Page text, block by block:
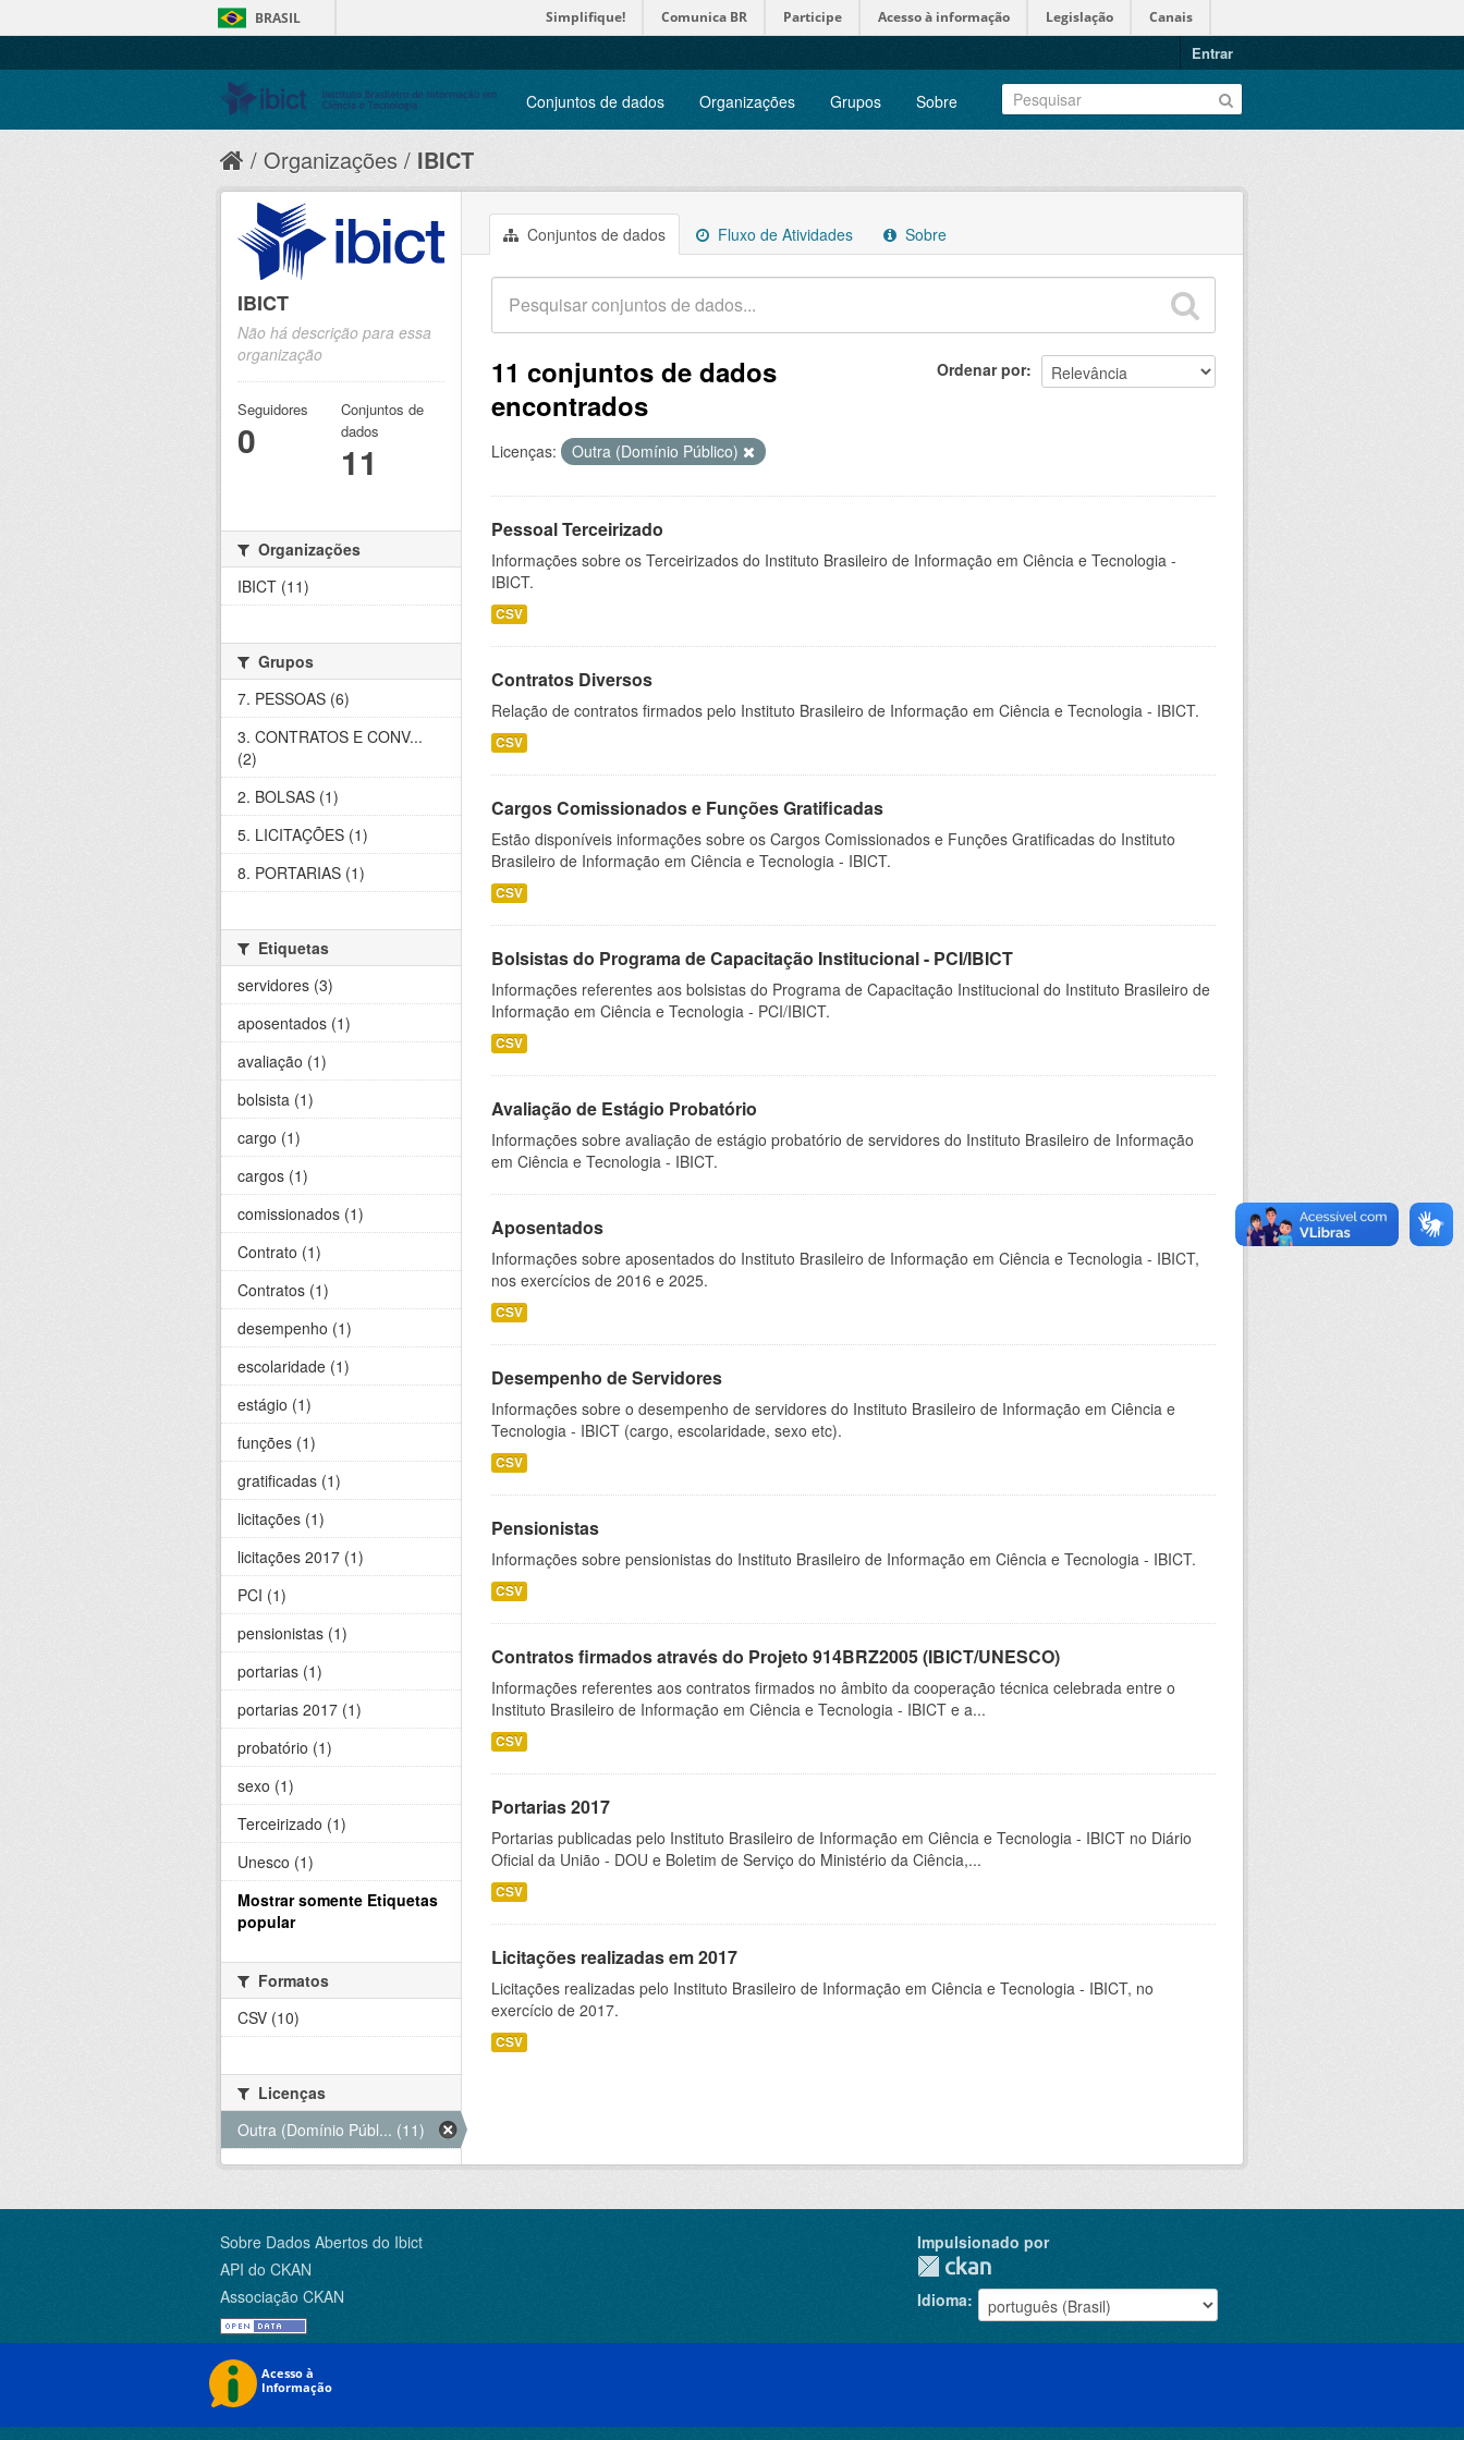
BRASIL Simplifique! Comunica BR Participe Acesso à informação Legislação Canais
Entrar
Conjuntos de dados Organizações Grupos Sobre
Organizações IBICT
Conjuntos de dados Fluxo de Atividades Sobre
Ordenar por
11 conjuntos de dados
encontrados
Licenças: Outra (Domínio Público)
Pessoal Terceirizado
Informações sobre os Terceirizados do Instituto Brasileiro de Informação em Ciência e Tecnologia -
IBICT.
CSV
Contratos Diversos
Relação de contratos firmados pelo Instituto Brasileiro de Informação em Ciência e Tecnologia - IBICT.
CSV
Cargos Comissionados e Funções Gratificadas
Estão disponíveis informações sobre os Cargos Comissionados e Funções Gratificadas do Instituto
Brasileiro de Informação em Ciência e Tecnologia - IBICT.
CSV
Bolsistas do Programa de Capacitação Institucional - PCI/IBICT
Informações referentes aos bolsistas do Programa de Capacitação Institucional do Instituto Brasileiro de
Informação em Ciência e Tecnologia - PCI/IBICT.
CSV
Avaliação de Estágio Probatório
Informações sobre avaliação de estágio probatório de servidores do Instituto Brasileiro de Informação
em Ciência e Tecnologia - IBICT.
Aposentados
Informações sobre aposentados do Instituto Brasileiro de Informação em Ciência e Tecnologia - IBICT,
nos exercícios de 2016 e 2025.
CSV
Desempenho de Servidores
Informações sobre o desempenho de servidores do Instituto Brasileiro de Informação em Ciência e
Tecnologia - IBICT (cargo, escolaridade, sexo etc).
CSV
Pensionistas
Informações sobre pensionistas do Instituto Brasileiro de Informação em Ciência e Tecnologia - IBICT.
CSV
Contratos firmados através do Projeto 914BRZ2005 (IBICT/UNESCO)
Informações referentes aos contratos firmados no âmbito da cooperação técnica celebrada entre o
Instituto Brasileiro de Informação em Ciência e Tecnologia - IBICT e a...
CSV
Portarias 2017
Portarias publicadas pelo Instituto Brasileiro de Informação em Ciência e Tecnologia - IBICT no Diário
Oficial da União - DOU e Boletim de Serviço do Ministério da Ciência,...
CSV
Licitações realizadas em 2017
Licitações realizadas pelo Instituto Brasileiro de Informação em Ciência e Tecnologia - IBICT, no
exercício de 2017.
CSV
IBICT
Não há descrição para essa
organização
Seguidores
0
Conjuntos de
dados
11
Organizações
IBICT (11)
Grupos
7. PESSOAS (6)
3. CONTRATOS E CONV...
(2)
2. BOLSAS (1)
5. LICITAÇÕES (1)
8. PORTARIAS (1)
Etiquetas
servidores (3)
aposentados (1)
avaliação (1)
bolsista (1)
cargo (1)
cargos (1)
comissionados (1)
Contrato (1)
Contratos (1)
desempenho (1)
escolaridade (1)
estágio (1)
funções (1)
gratificadas (1)
licitações (1)
licitações 2017 (1)
PCI (1)
pensionistas (1)
portarias (1)
portarias 2017 (1)
probatório (1)
sexo (1)
Terceirizado (1)
Unesco (1)
Mostrar somente Etiquetas
popular
Formatos
CSV (10)
Licenças
Outra (Domínio Públ... (11)
Sobre Dados Abertos do Ibict
API do CKAN
Associação CKAN
Impulsionado por
Idioma